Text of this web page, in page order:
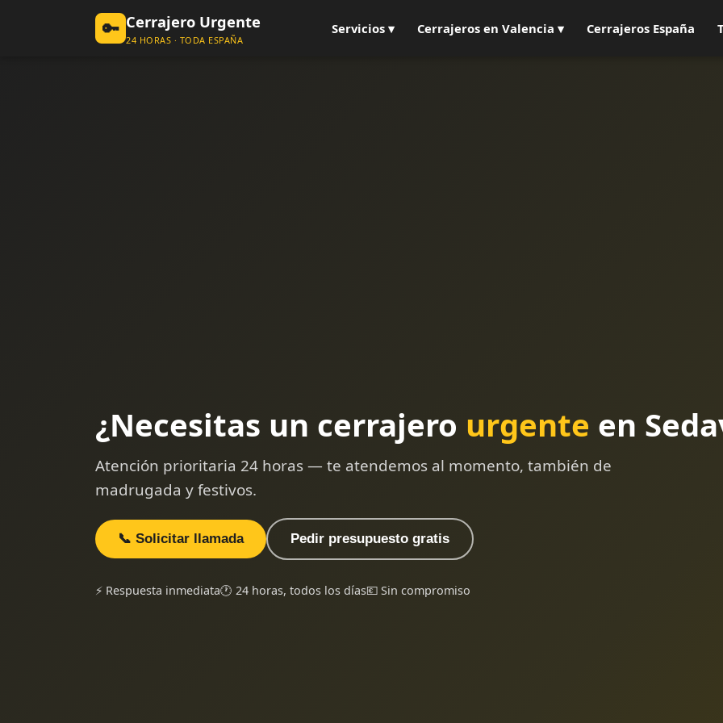
🔑 Cerrajero Urgente
24 HORAS · TODA ESPAÑA
Servicios ▾ Cerrajeros en Valencia ▾ Cerrajeros España
¿Necesitas un cerrajero urgente en
Atención prioritaria 24 horas — te atendemos al momento, también de
madrugada y festivos.
📞 Solicitar llamada Pedir presupuesto gratis
⚡ Respuesta inmediata🕐 24 horas, todos los días💶 Sin compromiso